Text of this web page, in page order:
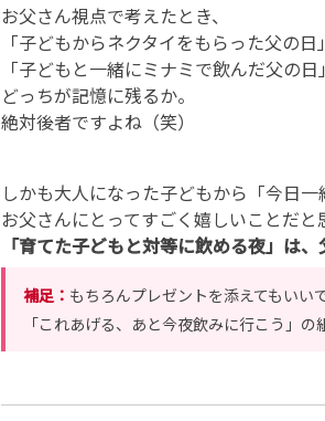
お父さん視点で考えたとき、
「子どもからネクタイをもらった父の日
「子どもと一緒にミナミで飲んだ父の日
どっちが記憶に残るか。
絶対後者ですよね（笑）
しかも大人になった子どもから「今日一
お父さんにとってすごく嬉しいことだと
「育てた子どもと対等に飲める夜」は
補足： もちろんプレゼントを添えてもいい
「これあげる、あと今夜飲みに行こう」の